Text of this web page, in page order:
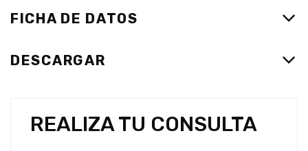
FICHA DE DATOS
DESCARGAR
REALIZA TU CONSULTA